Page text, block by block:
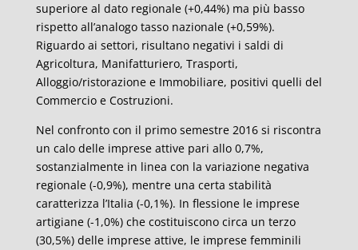
superiore al dato regionale (+0,44%) ma più basso
rispetto all’analogo tasso nazionale (+0,59%).
Riguardo ai settori, risultano negativi i saldi di
Agricoltura, Manifatturiero, Trasporti,
Alloggio/ristorazione e Immobiliare, positivi quelli del
Commercio e Costruzioni.
Nel confronto con il primo semestre 2016 si riscontra
un calo delle imprese attive pari allo 0,7%,
sostanzialmente in linea con la variazione negativa
regionale (-0,9%), mentre una certa stabilità
caratterizza l’Italia (-0,1%). In flessione le imprese
artigiane (-1,0%) che costituiscono circa un terzo
(30,5%) delle imprese attive, le imprese femminili